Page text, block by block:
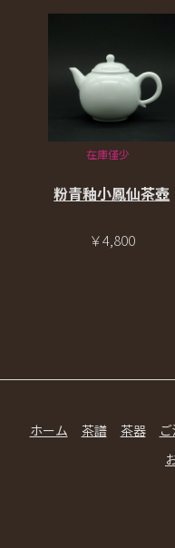
在庫僅少
粉青釉小鳳仙茶壺
￥4,800
ホーム 茶譜 茶器